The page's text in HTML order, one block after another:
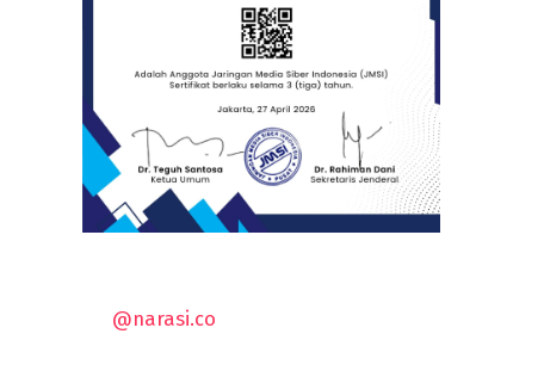
@narasi.co